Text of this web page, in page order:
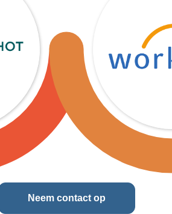
Neem contact op